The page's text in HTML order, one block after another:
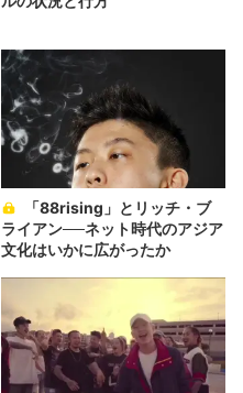
ライアン──ネット時代のアジア
文化はいかに広がったか